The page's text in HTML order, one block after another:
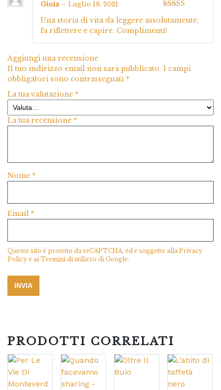
5
Gioia – Luglio 18, 2021
Una storia di vita da leggere assolutamente,
fa riflettere e capire. Complimenti!
Aggiungi una recensione
Il tuo indirizzo email non sarà pubblicato. I campi
obbligatori sono contrassegnati *
La tua valutazione *
La tua recensione *
Nome *
Email *
Questo sito è protetto da reCAPTCHA, ed è soggetto allaPrivacy
Policy e aiTermini di utilizzo di Google.
PRODOTTI CORRELATI